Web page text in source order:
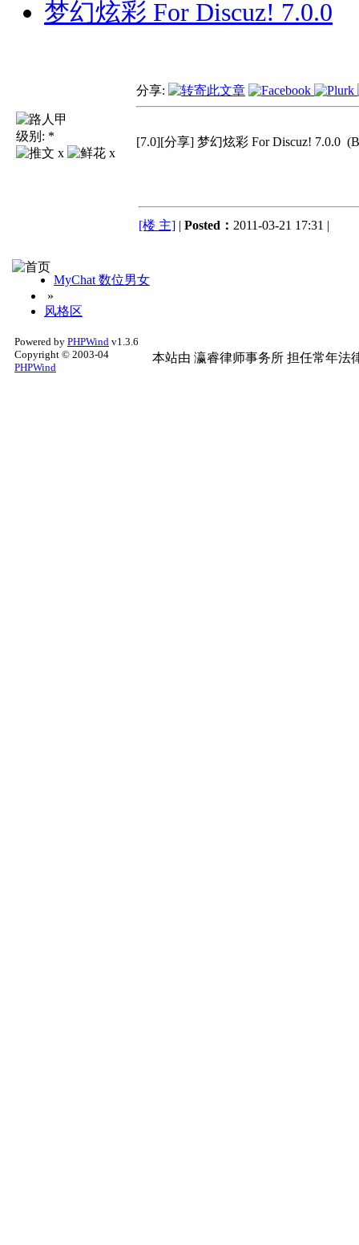
梦幻炫彩 For Discuz! 7.0.0
级别: *
x
x
分享:
[7.0][分享] 梦幻炫彩 For Discuz! 7.0.0
[楼 主] | Posted： 2011-03-21 17:31 |
MyChat 数位男女
»
风格区
Powered by PHPWind v1.3.6
Copyright © 2003-04
PHPWind
本站由 瀛睿律师事务所 担任常年法